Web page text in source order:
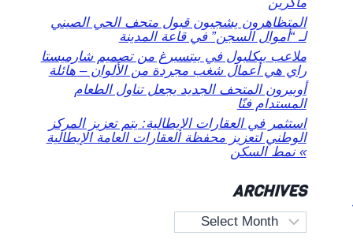
المتظاهرون يشجبون قبول متحف الحي الصيني
لـ “أموال السجن” في قاعة المدينة
ملاعب بيكلبول في بيتسبرغ من تصميم شارميستا
راي هي أعمال شغب مجردة من الألوان – هائلة
أوبيرون المتحف الجديد يجعل تناول الطعام
المستدام فنًا
استثمر في العقارات الإيطالية: يتم تعزيز المركز
الوطني لتعزيز محفظة العقارات العامة الإيطالية
» نمط السكن
ARCHIVES
Archives